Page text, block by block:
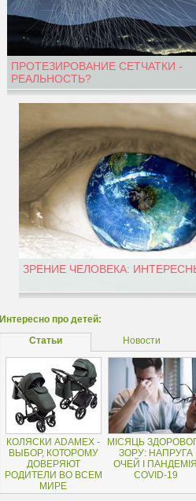
ПРОТЕЗИРОВАНИЕ СЕТЧАТКИ -
РЕАЛЬНОСТЬ?
ЗРЕНИЕ ЧЕЛОВЕКА:
Интересно про детей:
Статьи
Новости
КОЛЯСКИ ADAMEX -
ВЫБОР, КОТОРОМУ
ДОВЕРЯЮТ
РОДИТЕЛИ ВО ВСЕМ
МИРЕ
МІСЯЦЬ
ЗОРУ: НАПРУГА
ОЧЕЙ І ПАНДЕМІЯ
COVID-19